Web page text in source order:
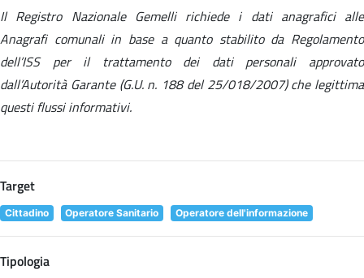
Il Registro Nazionale Gemelli richiede i dati anagrafici alle
Anagrafi comunali in base a quanto stabilito da Regolamento
dell’ISS per il trattamento dei dati personali approvato
dall’Autorità Garante (G.U. n. 188 del 25/018/2007) che legittima
questi flussi informativi.
Target
Cittadino Operatore Sanitario Operatore dell'informazione
Tipologia